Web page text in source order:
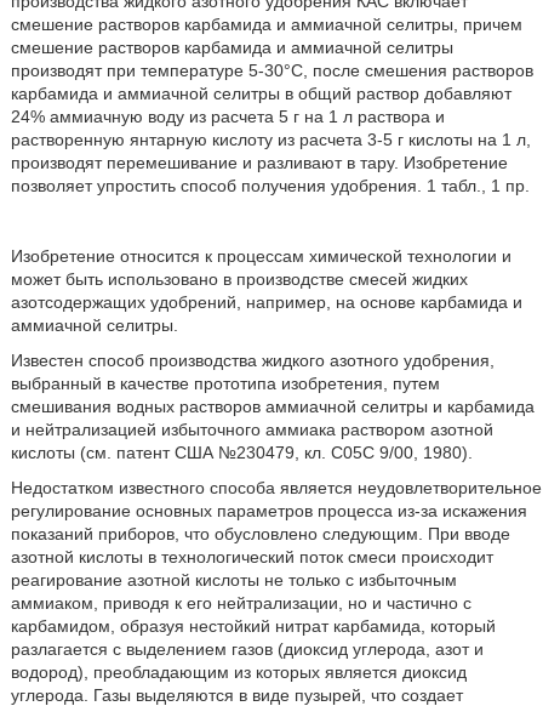
смешение растворов карбамида и аммиачной селитры, причем
смешение растворов карбамида и аммиачной селитры
производят при температуре 5-30°С, после смешения растворов
карбамида и аммиачной селитры в общий раствор добавляют
24% аммиачную воду из расчета 5 г на 1 л раствора и
растворенную янтарную кислоту из расчета 3-5 г кислоты на 1 л,
производят перемешивание и разливают в тару. Изобретение
позволяет упростить способ получения удобрения. 1 табл., 1 пр.
Изобретение относится к процессам химической технологии и
может быть использовано в производстве смесей жидких
азотсодержащих удобрений, например, на основе карбамида и
аммиачной селитры.
Известен способ производства жидкого азотного удобрения,
выбранный в качестве прототипа изобретения, путем
смешивания водных растворов аммиачной селитры и карбамида
и нейтрализацией избыточного аммиака раствором азотной
кислоты (см. патент США №230479, кл. С05С 9/00, 1980).
Недостатком известного способа является неудовлетворительное
регулирование основных параметров процесса из-за искажения
показаний приборов, что обусловлено следующим. При вводе
азотной кислоты в технологический поток смеси происходит
реагирование азотной кислоты не только с избыточным
аммиаком, приводя к его нейтрализации, но и частично с
карбамидом, образуя нестойкий нитрат карбамида, который
разлагается с выделением газов (диоксид углерода, азот и
водород), преобладающим из которых является диоксид
углерода. Газы выделяются в виде пузырей, что создает